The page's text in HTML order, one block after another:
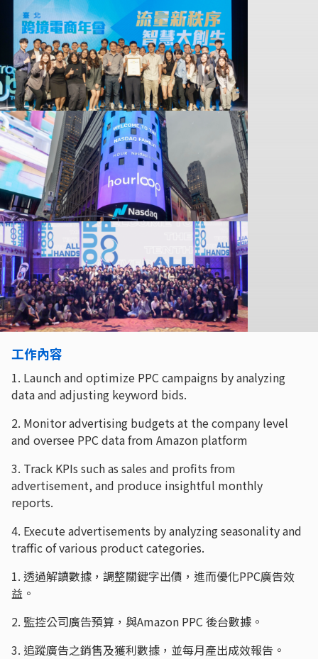
工作內容
1. Launch and optimize PPC campaigns by analyzing
data and adjusting keyword bids.
2. Monitor advertising budgets at the company level
and oversee PPC data from Amazon platform
3. Track KPIs such as sales and profits from
advertisement, and produce insightful monthly
reports.
4. Execute advertisements by analyzing seasonality and
traffic of various product categories.
1. 透過解讀數據，調整關鍵字出價，進而優化PPC廣告效
益。
2. 監控公司廣告預算，與Amazon PPC 後台數據。
3. 追蹤廣告之銷售及獲利數據，並每月產出成效報告。